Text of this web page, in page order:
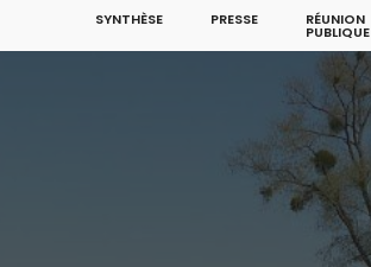
SYNTHÈSE PRESSE RÉUNION
PUBLIQUE